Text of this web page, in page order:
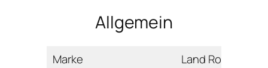
Allgemein
Marke Land Rover